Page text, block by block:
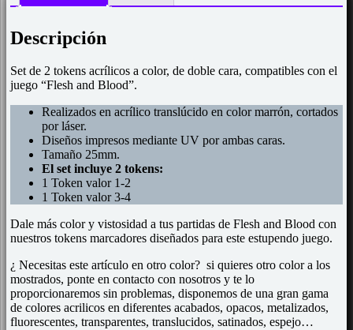
Descripción
Set de 2 tokens acrílicos a color, de doble cara, compatibles con el
juego “Flesh and Blood”.
Realizados en acrílico translúcido en color marrón, cortados
por láser.
Diseños impresos mediante UV por ambas caras.
Tamaño 25mm.
El set incluye 2 tokens:
1 Token valor 1-2
1 Token valor 3-4
Dale más color y vistosidad a tus partidas de Flesh and Blood con
nuestros tokens marcadores diseñados para este estupendo juego.
¿ Necesitas este artículo en otro color? si quieres otro color a los
mostrados, ponte en contacto con nosotros y te lo
proporcionaremos sin problemas, disponemos de una gran gama
de colores acrilicos en diferentes acabados, opacos, metalizados,
fluorescentes, transparentes, translucidos, satinados, espejo…